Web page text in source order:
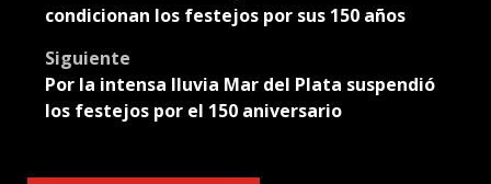
navigation
condicionan los festejos por sus 150 años
Siguiente
Por la intensa lluvia Mar del Plata suspendió
los festejos por el 150 aniversario